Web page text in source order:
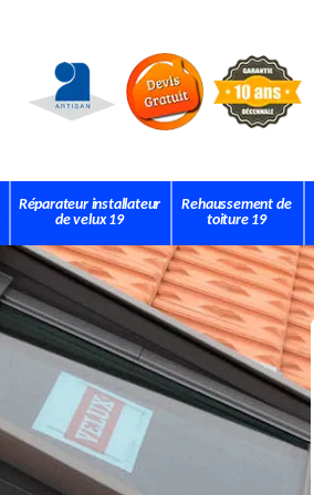
Réparateur installateur
de velux 19
Rehaussement de
toiture 19